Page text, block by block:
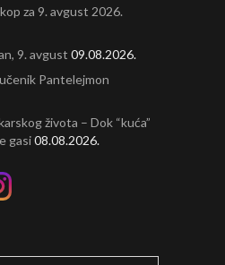
za 9. avgust 2026.
9. avgust 09.08.2026.
Pantelejmon
života – Dok “kuća”
gasi08.08.2026.